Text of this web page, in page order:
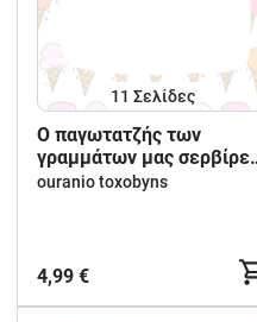
11 Σελίδες
O παγωτατζής των
γραμμάτων μας σερβίρει
κεφαλαία και πεζά!
ouranio toxobyns
4,99 €